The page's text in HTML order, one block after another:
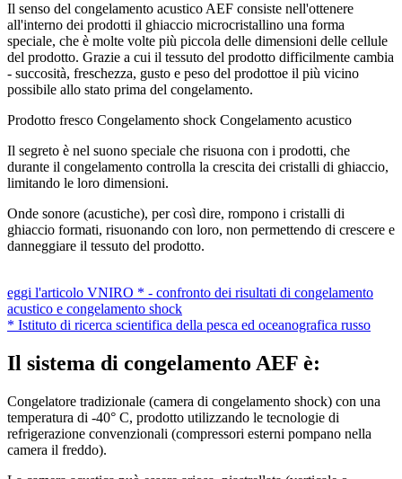
Il senso del congelamento acustico AEF consiste nell'ottenere
all'interno dei prodotti il ghiaccio microcristallino una forma
speciale, che è molte volte più piccola delle dimensioni delle cellule
del prodotto. Grazie a cui il tessuto del prodotto difficilmente cambia
- succosità, freschezza, gusto e peso del prodottoe il più vicino
possibile allo stato prima del congelamento.
Prodotto fresco Congelamento shock Congelamento acustico
Il segreto è nel suono speciale che risuona con i prodotti, che
durante il congelamento controlla la crescita dei cristalli di ghiaccio,
limitando le loro dimensioni.
Onde sonore (acustiche), per così dire, rompono i cristalli di
ghiaccio formati, risuonando con loro, non permettendo di crescere e
danneggiare il tessuto del prodotto.
eggi l'articolo VNIRO * - confronto dei risultati di congelamento
acustico e congelamento shock
* Istituto di ricerca scientifica della pesca ed oceanografica russo
Il sistema di congelamento AEF è:
Congelatore tradizionale (camera di congelamento shock) con una
temperatura di -40° C, prodotto utilizzando le tecnologie di
refrigerazione convenzionali (compressori esterni pompano nella
camera il freddo).